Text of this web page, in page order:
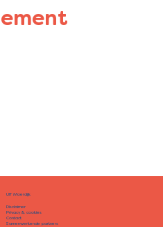
UIT Moerdijk
Disclaimer
Privacy & cookies
Contact
Samenwerkende partners